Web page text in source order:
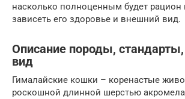
насколько полноценным будет рацион
зависеть его здоровье и внешний вид.
Описание породы,
вид
Гималайские кошки – коренастые
роскошной длинной шерстью